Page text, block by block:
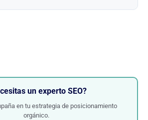
un experto SEO?
en tu estrategia de posicionamiento
orgánico.